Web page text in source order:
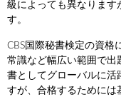
級によっても異なります
す。
CBS国際秘書検定の資格
常識など幅広い範囲で出
書としてグローバルに活
すが、合格するためには